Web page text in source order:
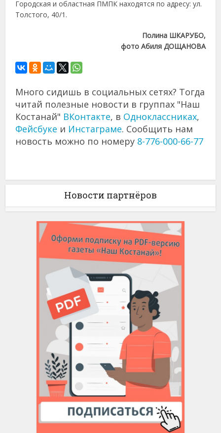
Городская и областная ПМПК находятся по адресу: ул.
Толстого, 40/1.
Полина ШКАРУБО,
фото Абиля ДОЩАНОВА
Много сидишь в социальных сетях? Тогда
читай полезные новости в группах "Наш
Костанай" ВКонтакте, в Одноклассниках,
Фейсбуке и Инстаграме. Сообщить нам
новость можно по номеру 8-776-000-66-77
Новости партнёров